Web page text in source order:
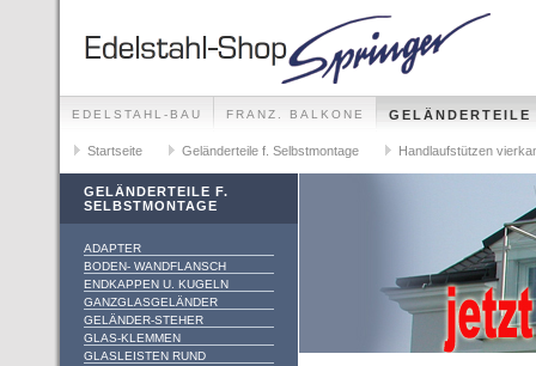
EDELSTAHL-BAU FRANZ. BALKONE
GELÄNDER-SETS FÜR ALLE MONTAGEMÖGLICHKEITEN
Startseite Geländerteile f. Selbstmontage Handlaufstützen
GELÄNDERTEILE F.
SELBSTMONTAGE
ADAPTER
BODEN- WANDFLANSCH
ENDKAPPEN U. KUGELN
GANZGLASGELÄNDER
GELÄNDER-STEHER
GLAS-KLEMMEN
GLASLEISTEN RUND